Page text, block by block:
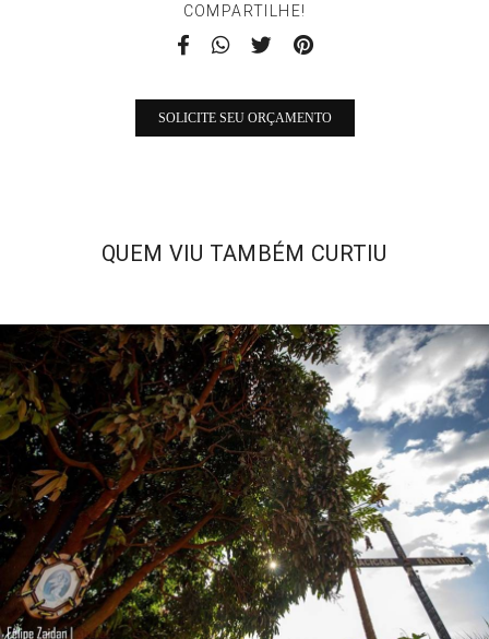
COMPARTILHE!
SOLICITE SEU ORÇAMENTO
QUEM VIU TAMBÉM CURTIU